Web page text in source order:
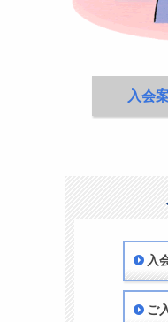
入会
入
ご